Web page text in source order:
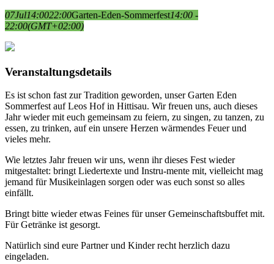
07Jul14:0022:00Garten-Eden-Sommerfest14:00 -
22:00(GMT+02:00)
Veranstaltungsdetails
Es ist schon fast zur Tradition geworden, unser Garten Eden
Sommerfest auf Leos Hof in Hittisau. Wir freuen uns, auch dieses
Jahr wieder mit euch gemeinsam zu feiern, zu singen, zu tanzen, zu
essen, zu trinken, auf ein unsere Herzen wärmendes Feuer und
vieles mehr.
Wie letztes Jahr freuen wir uns, wenn ihr dieses Fest wieder
mitgestaltet: bringt Liedertexte und Instru-mente mit, vielleicht mag
jemand für Musikeinlagen sorgen oder was euch sonst so alles
einfällt.
Bringt bitte wieder etwas Feines für unser Gemeinschaftsbuffet mit.
Für Getränke ist gesorgt.
Natürlich sind eure Partner und Kinder recht herzlich dazu
eingeladen.